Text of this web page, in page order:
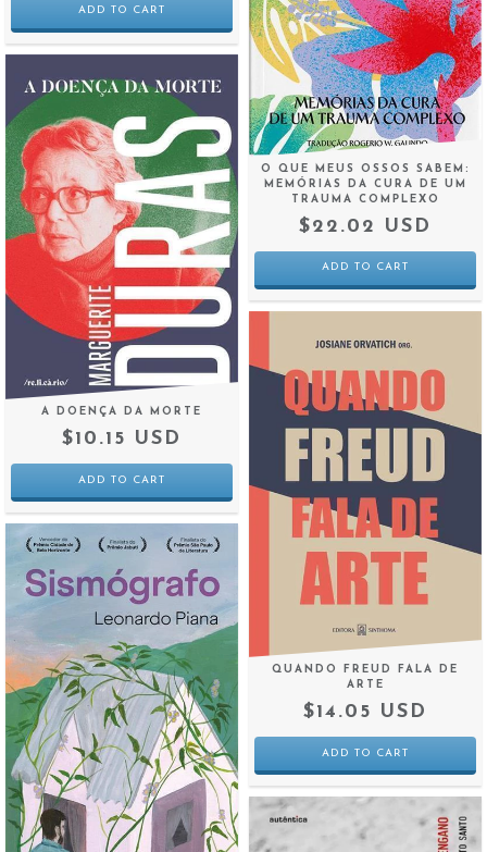
A DOENÇA DA MORTE
$10.15 USD
O QUE MEUS OSSOS SABEM:
MEMÓRIAS DA CURA DE UM
TRAUMA COMPLEXO
$22.02 USD
QUANDO FREUD FALA DE
ARTE
$14.05 USD